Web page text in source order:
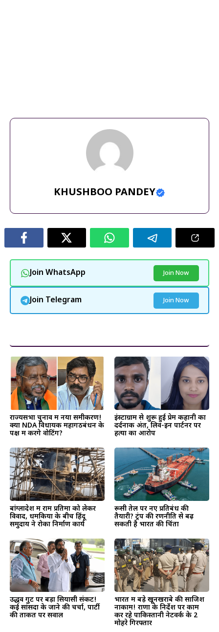
KHUSHBOO PANDEY
Join WhatsApp Join Now
Join Telegram Join Now
राज्यसभा चुनाव में नया समीकरण!
क्या NDA विधायक महागठबंधन के
पक्ष में करेंगे वोटिंग?
इंस्टाग्राम से शुरू हुई प्रेम कहानी का
दर्दनाक अंत, लिव-इन पार्टनर पर
हत्या का आरोप
बांग्लादेश में राम प्रतिमा को लेकर
विवाद, धमकियों के बीच हिंदू
समुदाय ने रोका निर्माण कार्य
रूसी तेल पर नए प्रतिबंध की
तैयारी? ट्रंप की रणनीति से बढ़
सकती है भारत की चिंता
उद्धव गुट पर बड़ा सियासी संकट!
कई सांसदों के जाने की चर्चा, पार्टी
की ताकत पर सवाल
भारत में बड़े खूनखराबे की साजिश
नाकाम! राणा के निर्देश पर काम
कर रहे पाकिस्तानी नेटवर्क के 2
मोहरे गिरफ्तार